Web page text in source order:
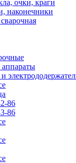
очки, краги
наконечники
86
86